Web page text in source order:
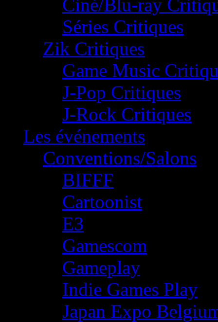
Ciné/Blu-ray
Séries Critiques
Zik Critiques
Game Music
J-Pop Critiques
J-Rock Critiques
Les événements
Conventions/Salons
BIFFF
Cartoonist
E3
Gamescom
Gameplay
Indie Games Play
Japan Expo